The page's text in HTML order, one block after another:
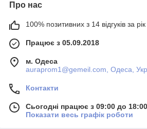
Про нас
100% позитивних з 14 відгуків за рік
Працює з 05.09.2018
м. Одеса
auraprom1@gemeil.com, Одеса,
Контакти
Сьогодні працює з 09:00 до 18:00
Показати весь графік роботи